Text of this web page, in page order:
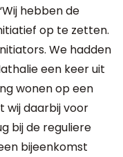
hebben de
op te zetten.
We hadden
een keer uit
wonen op een
wij daarbij voor
bij de reguliere
bijeenkomst